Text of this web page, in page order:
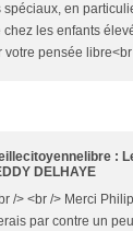
spéciaux, en
chez les enfants
votre pensée
:
DELHAYE
/> <br /> Merci
par contre un